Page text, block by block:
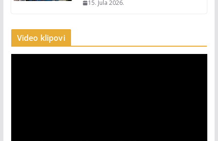
15. Jula 2026.
Video klipovi